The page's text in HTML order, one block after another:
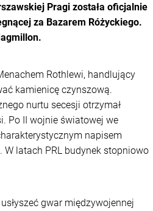
Pragi została oficjalnie
za Bazarem Różyckiego.
Rothlewi, handlujący
kamienicę czynszową.
nurtu secesji otrzymał
Po II wojnie światowej we
napisem
W latach PRL budynek stopniowo
gwar międzywojennej